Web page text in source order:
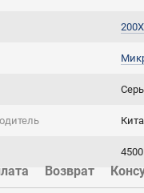
4500
Возврат